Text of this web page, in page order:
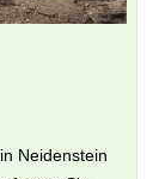
Neidenstein